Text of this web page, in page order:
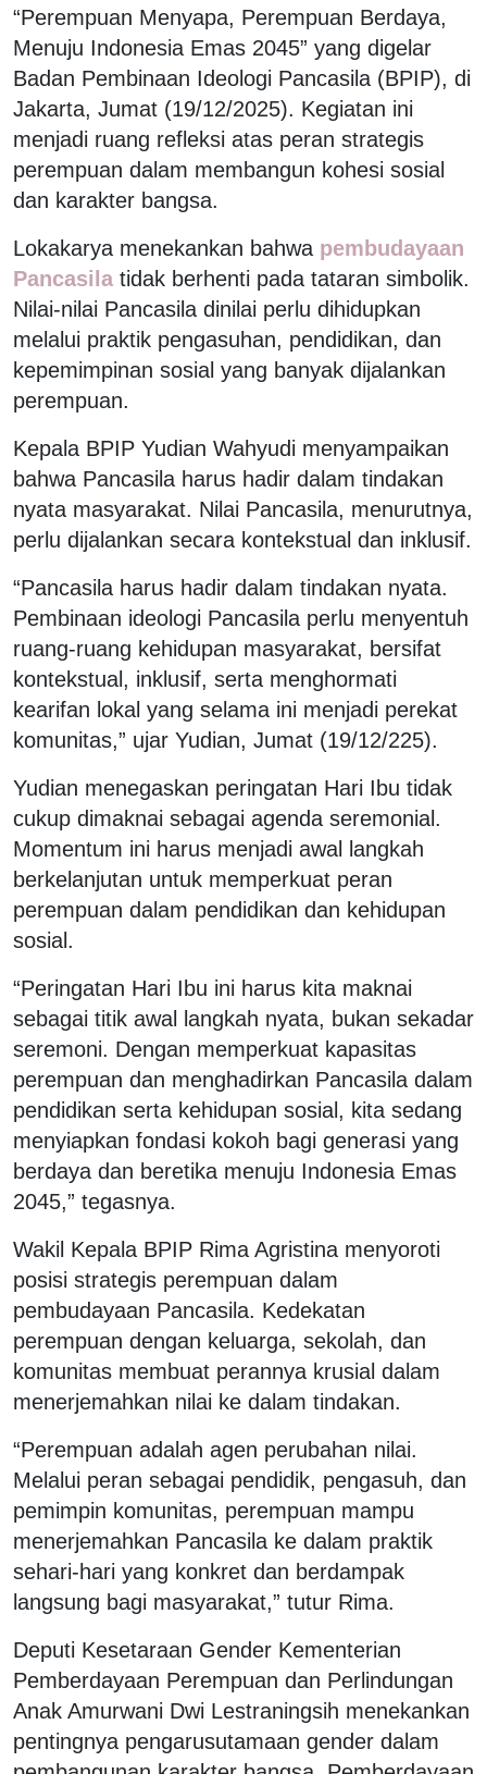
“Perempuan Menyapa, Perempuan Berdaya,
Menuju Indonesia Emas 2045” yang digelar
Badan Pembinaan Ideologi Pancasila (BPIP), di
Jakarta, Jumat (19/12/2025). Kegiatan ini
menjadi ruang refleksi atas peran strategis
perempuan dalam membangun kohesi sosial
dan karakter bangsa.
Lokakarya menekankan bahwa pembudayaan
Pancasila tidak berhenti pada tataran simbolik.
Nilai-nilai Pancasila dinilai perlu dihidupkan
melalui praktik pengasuhan, pendidikan, dan
kepemimpinan sosial yang banyak dijalankan
perempuan.
Kepala BPIP Yudian Wahyudi menyampaikan
bahwa Pancasila harus hadir dalam tindakan
nyata masyarakat. Nilai Pancasila, menurutnya,
perlu dijalankan secara kontekstual dan inklusif.
“Pancasila harus hadir dalam tindakan nyata.
Pembinaan ideologi Pancasila perlu menyentuh
ruang-ruang kehidupan masyarakat, bersifat
kontekstual, inklusif, serta menghormati
kearifan lokal yang selama ini menjadi perekat
komunitas,” ujar Yudian, Jumat (19/12/225).
Yudian menegaskan peringatan Hari Ibu tidak
cukup dimaknai sebagai agenda seremonial.
Momentum ini harus menjadi awal langkah
berkelanjutan untuk memperkuat peran
perempuan dalam pendidikan dan kehidupan
sosial.
“Peringatan Hari Ibu ini harus kita maknai
sebagai titik awal langkah nyata, bukan sekadar
seremoni. Dengan memperkuat kapasitas
perempuan dan menghadirkan Pancasila dalam
pendidikan serta kehidupan sosial, kita sedang
menyiapkan fondasi kokoh bagi generasi yang
berdaya dan beretika menuju Indonesia Emas
2045,” tegasnya.
Wakil Kepala BPIP Rima Agristina menyoroti
posisi strategis perempuan dalam
pembudayaan Pancasila. Kedekatan
perempuan dengan keluarga, sekolah, dan
komunitas membuat perannya krusial dalam
menerjemahkan nilai ke dalam tindakan.
“Perempuan adalah agen perubahan nilai.
Melalui peran sebagai pendidik, pengasuh, dan
pemimpin komunitas, perempuan mampu
menerjemahkan Pancasila ke dalam praktik
sehari-hari yang konkret dan berdampak
langsung bagi masyarakat,” tutur Rima.
Deputi Kesetaraan Gender Kementerian
Pemberdayaan Perempuan dan Perlindungan
Anak Amurwani Dwi Lestraningsih menekankan
pentingnya pengarusutamaan gender dalam